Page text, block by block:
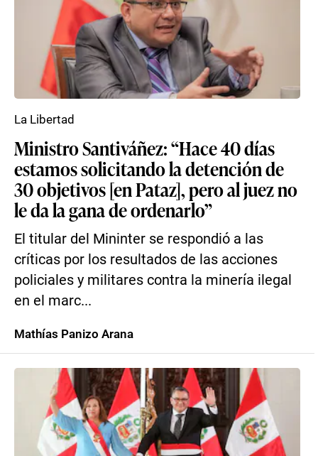
Ministro Santiváñez: “Hace 40 días
estamos solicitando la detención de
30 objetivos [en Pataz], pero al juez no
le da la gana de ordenarlo”
El titular del Mininter se respondió a las
críticas por los resultados de las acciones
policiales y militares contra la minería ilegal
en el marc...
La Libertad
Mathías Panizo Arana